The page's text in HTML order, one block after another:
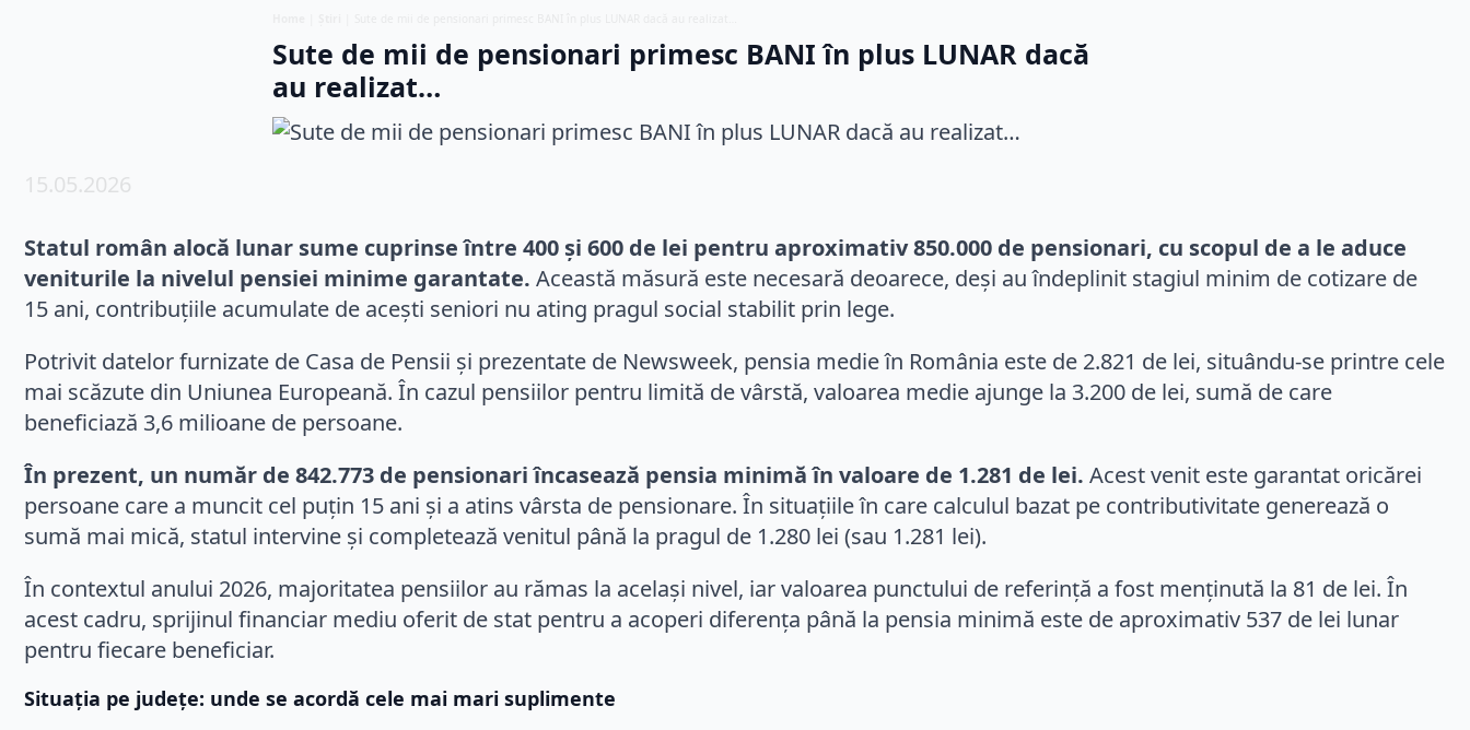
Sute de mii de pensionari primesc BANI în plus LUNAR dacă
au realizat…
15.05.2026
Statul român alocă lunar sume cuprinse între 400 și 600 de lei pentru aproximativ 850.000 de pensionari, cu scopul de a le aduce
veniturile la nivelul pensiei minime garantate. Această măsură este necesară deoarece, deși au îndeplinit stagiul minim de cotizare de
15 ani, contribuțiile acumulate de acești seniori nu ating pragul social stabilit prin lege.
Potrivit datelor furnizate de Casa de Pensii și prezentate de Newsweek, pensia medie în România este de 2.821 de lei, situându-se printre cele
mai scăzute din Uniunea Europeană. În cazul pensiilor pentru limită de vârstă, valoarea medie ajunge la 3.200 de lei, sumă de care
beneficiază 3,6 milioane de persoane.
În prezent, un număr de 842.773 de pensionari încasează pensia minimă în valoare de 1.281 de lei. Acest venit este garantat oricărei
persoane care a muncit cel puțin 15 ani și a atins vârsta de pensionare. În situațiile în care calculul bazat pe contributivitate generează o
sumă mai mică, statul intervine și completează venitul până la pragul de 1.280 lei (sau 1.281 lei).
În contextul anului 2026, majoritatea pensiilor au rămas la același nivel, iar valoarea punctului de referință a fost menținută la 81 de lei. În
acest cadru, sprijinul financiar mediu oferit de stat pentru a acoperi diferența până la pensia minimă este de aproximativ 537 de lei lunar
pentru fiecare beneficiar.
Situația pe județe: unde se acordă cele mai mari suplimente